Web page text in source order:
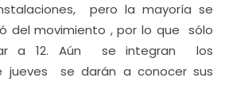
pero la mayoría se
del movimiento , por lo que sólo
a 12. Aún se integran los
jueves se darán a conocer sus